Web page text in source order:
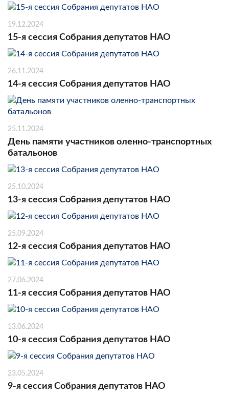
19.12.2024
15-я сессия Собрания депутатов НАО
26.11.2024
14-я сессия Собрания депутатов НАО
25.11.2024
День памяти участников оленно-транспортных
батальонов
25.10.2024
13-я сессия Собрания депутатов НАО
25.09.2024
12-я сессия Собрания депутатов НАО
27.06.2024
11-я сессия Собрания депутатов НАО
13.06.2024
10-я сессия Собрания депутатов НАО
23.05.2024
9-я сессия Собрания депутатов НАО